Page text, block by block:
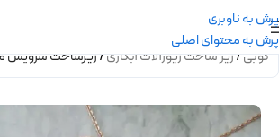
پرش به ناوبری
پرش به محتوای اصلی
کوبی/زیر ساخت زیورآلات آبکاری/زیرساخت سرویس